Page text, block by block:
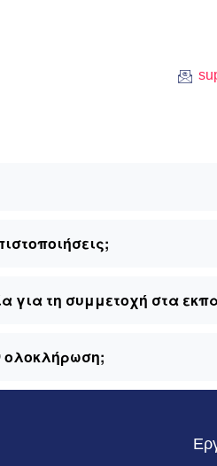
για τη συμμετοχή στα
ολοκλήρωση;